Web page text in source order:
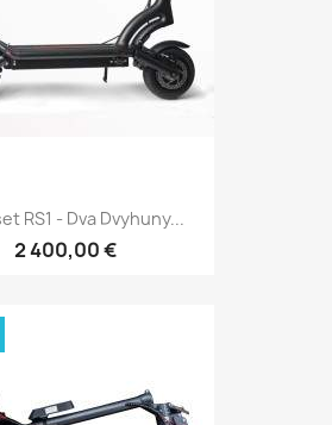
RS1 - Dva Dvyhuny...
2 400,00 €